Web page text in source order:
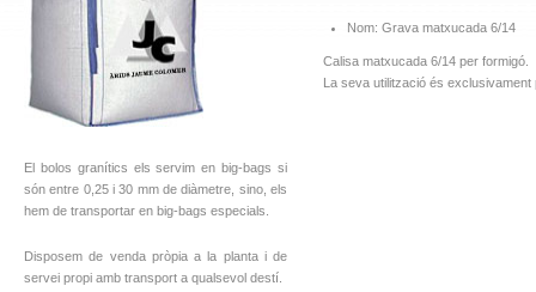
El bolos granítics els servim en big-bags si
són entre 0,25 i 30 mm de diàmetre, sino, els
hem de transportar en big-bags especials.
Disposem de venda pròpia a la planta i de
servei propi amb transport a qualsevol destí.
Nom: Grava matxucada 6/14
Calisa matxucada 6/14 per formigó.
La seva utilització és exclusivament